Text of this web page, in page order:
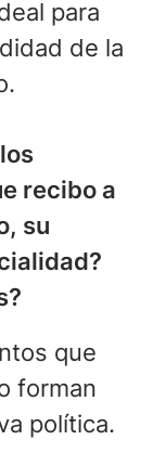
para
de la
recibo a
su
que
forman
política.